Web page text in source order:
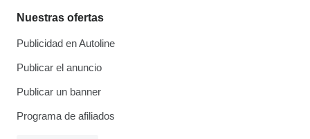
Nuestras ofertas
Publicidad en Autoline
Publicar el anuncio
Publicar un banner
Programa de afiliados